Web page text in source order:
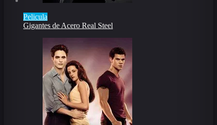
Pelicula
Gigantes de Acero Real Steel